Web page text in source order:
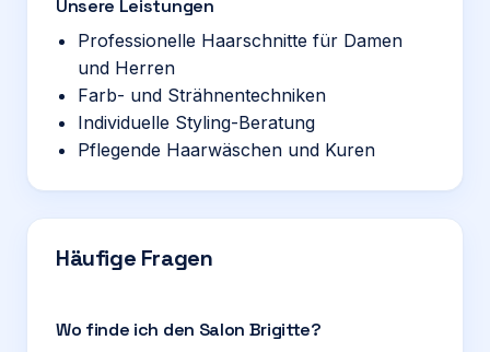
Unsere Leistungen
Professionelle Haarschnitte für Damen
und Herren
Farb- und Strähnentechniken
Individuelle Styling-Beratung
Pflegende Haarwäschen und Kuren
Häufige Fragen
Wo finde ich den Salon Brigitte?